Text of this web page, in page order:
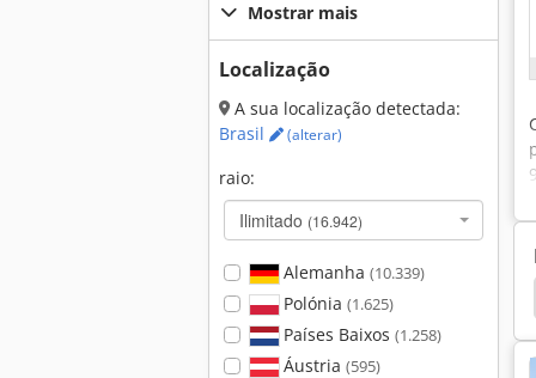
Mostrar mais
Localização
A sua localização detectada:
Brasil
(alterar)
raio:
Ilimitado (16.942)
Alemanha (10.339)
Polónia (1.625)
Países Baixos (1.258)
Áustria (595)
Record Roto Record